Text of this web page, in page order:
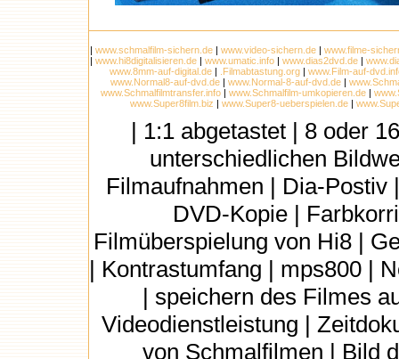
| www.schmalfilm-sichern.de | www.video-sichern.de | www.filme-
| www.hi8digitalisieren.de| www.umatic.info| www.dias2dvd.de|
www.8mm-auf-digital.de | .Filmabtastung.org | www.Film-auf-
www.Normal8-auf-dvd.de | www.Normal-8-auf-dvd.de |
www.Schmalfilmtransfer.info | www.Schmalfilm-umkopieren.de |
www.Super8film.biz | www.Super8-ueberspielen.de|
| 1:1 abgetastet | 8 oder
unterschiedlichen
Filmaufnahmen | Dia-
DVD-Kopie |
Filmüberspielung von Hi8 |
| Kontrastumfang | mps800 |
| speichern des Filmes
Videodienstleistung |
von Schmalfilmen | Bild